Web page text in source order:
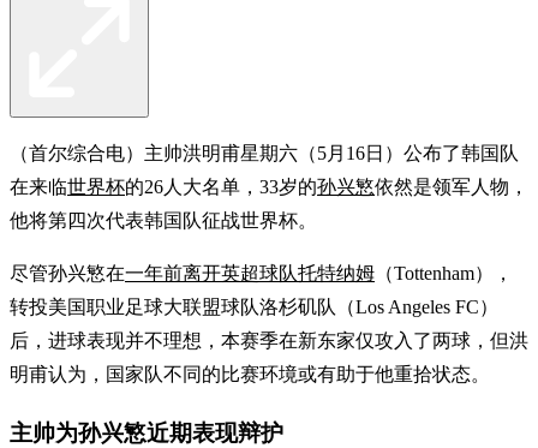
（首尔综合电）主帅洪明甫星期六（5月16日）公布了韩国队
在来临世界杯的26人大名单，33岁的孙兴慜依然是领军人物，
他将第四次代表韩国队征战世界杯。
尽管孙兴慜在一年前离开英超球队托特纳姆 （Tottenham），
转投美国职业足球大联盟球队洛杉矶队（Los Angeles FC）
后，进球表现并不理想，本赛季在新东家仅攻入了两球，但洪
明甫认为，国家队不同的比赛环境或有助于他重拾状态。
主帅为孙兴慜近期表现辩护